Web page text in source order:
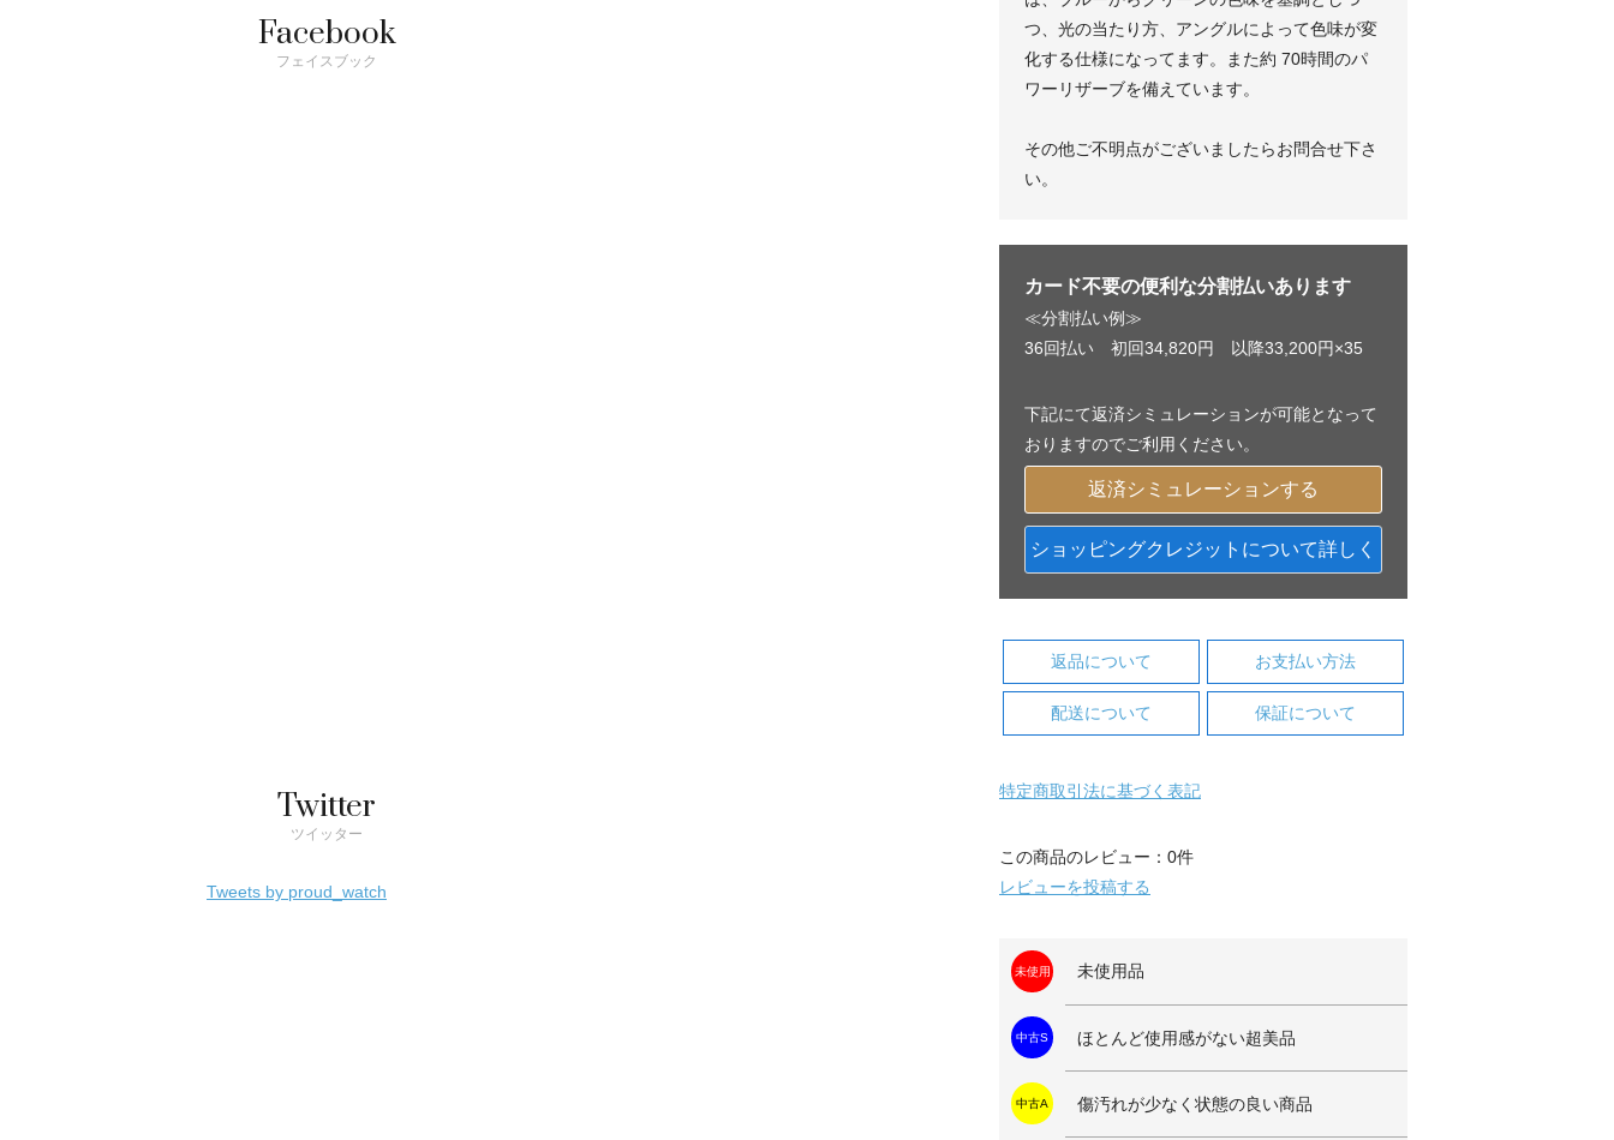
つ、光の当たり方、アングルによって色味が変
化する仕様になってます。また約 70時間のパ
ワーリザーブを備えています。
その他ご不明点がございましたらお問合せ下さ
い。
カード不要の便利な分割払いあります
≪分割払い例≫
36回払い 初回34,820円 以降33,200円×35
下記にて返済シミュレーションが可能となって
おりますのでご利用ください。
返済シミュレーションする
ショッピングクレジットについて詳しく
返品について お支払い方法
配送について 保証について
特定商取引法に基づく表記
この商品のレビュー：0件
レビューを投稿する
未使用 未使用品
中古S ほとんど使用感がない超美品
中古A 傷汚れが少なく状態の良い商品
Facebook
フェイスブック
Twitter
ツイッター
Tweets by proud_watch